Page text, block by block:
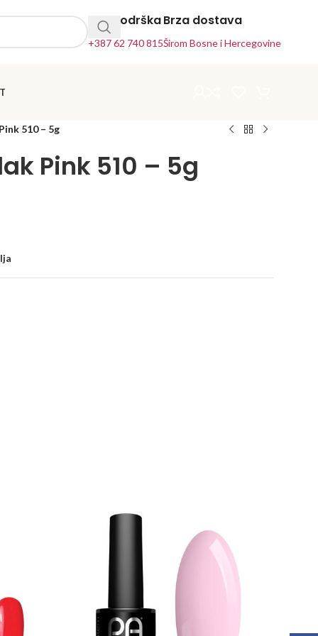
24h Podrška
+387 62 740 815
Brza dostava
Širom Bosne i Hercegovine
510 – 5g
Pink 510 – 5g